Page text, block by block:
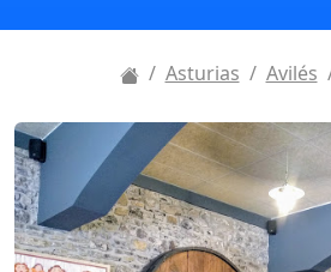
Asturias Avilés